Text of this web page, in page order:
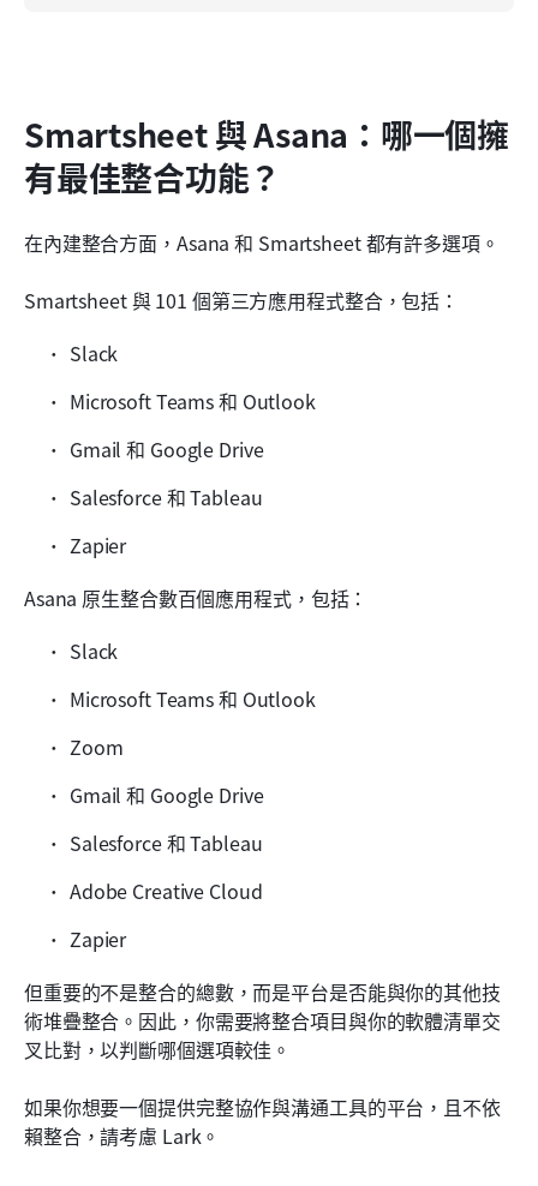
Smartsheet 與 Asana：哪一個擁
有最佳整合功能？
在內建整合方面，Asana 和 Smartsheet 都有許多選項。
Smartsheet 與 101 個第三方應用程式整合，包括：
Slack
Microsoft Teams 和 Outlook
Gmail 和 Google Drive
Salesforce 和 Tableau
Zapier
Asana 原生整合數百個應用程式，包括：
Slack
Microsoft Teams 和 Outlook
Zoom
Gmail 和 Google Drive
Salesforce 和 Tableau
Adobe Creative Cloud
Zapier
但重要的不是整合的總數，而是平台是否能與你的其他技
術堆疊整合。因此，你需要將整合項目與你的軟體清單交
叉比對，以判斷哪個選項較佳。
如果你想要一個提供完整協作與溝通工具的平台，且不依
賴整合，請考慮 Lark。